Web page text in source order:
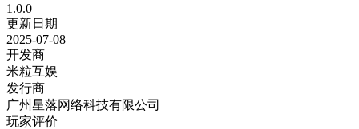
1.0.0
更新日期
2025-07-08
开发商
米粒互娱
发行商
广州星落网络科技有限公司
玩家评价